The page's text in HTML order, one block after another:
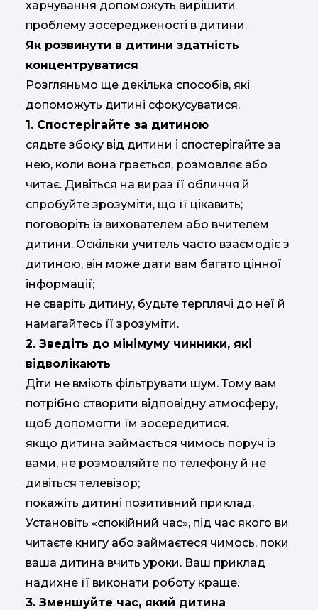
харчування допоможуть вирішити
проблему зосередженості в дитини.
Як розвинути в дитини здатність
концентруватися
Розгляньмо ще декілька способів, які
допоможуть дитині сфокусуватися.
1. Спостерігайте за дитиною
сядьте збоку від дитини і спостерігайте за
нею, коли вона грається, розмовляє або
читає. Дивіться на вираз її обличчя й
спробуйте зрозуміти, що її цікавить;
поговоріть із вихователем або вчителем
дитини. Оскільки учитель часто взаємодіє з
дитиною, він може дати вам багато цінної
інформації;
не сваріть дитину, будьте терплячі до неї й
намагайтесь її зрозуміти.
2. Зведіть до мінімуму чинники, які
відволікають
Діти не вміють фільтрувати шум. Тому вам
потрібно створити відповідну атмосферу,
щоб допомогти їм зосередитися.
якщо дитина займається чимось поруч із
вами, не розмовляйте по телефону й не
дивіться телевізор;
покажіть дитині позитивний приклад.
Установіть «спокійний час», під час якого ви
читаєте книгу або займаєтеся чимось, поки
ваша дитина вчить уроки. Ваш приклад
надихне її виконати роботу краще.
3. Зменшуйте час, який дитина